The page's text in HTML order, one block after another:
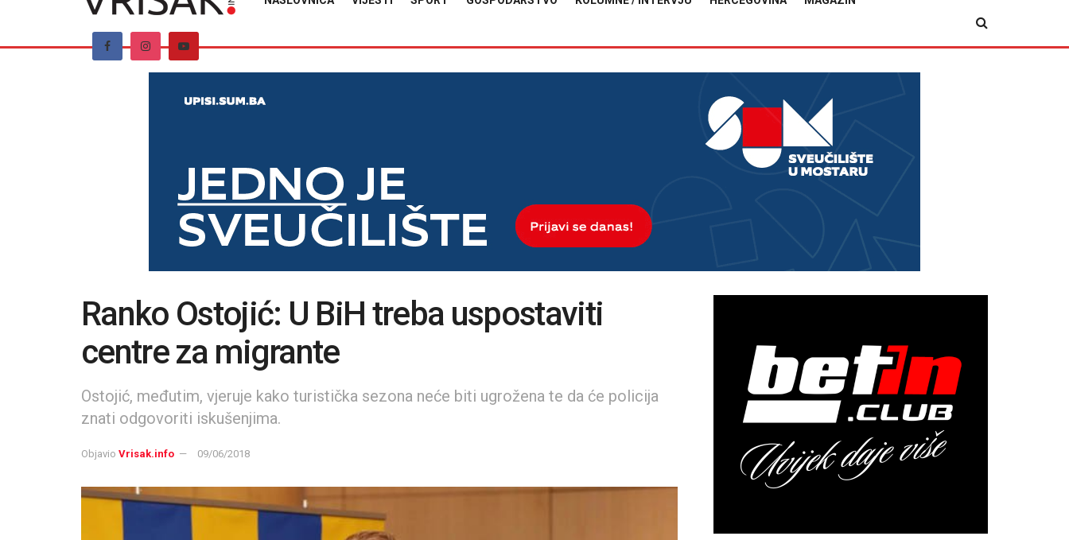
Ranko Ostojić: U BiH treba uspostaviti
centre za migrante
Ostojić, međutim, vjeruje kako turistička sezona neće biti ugrožena te da će policija
znati odgovoriti iskušenjima.
Objavio Vrisak.info 09/06/2018